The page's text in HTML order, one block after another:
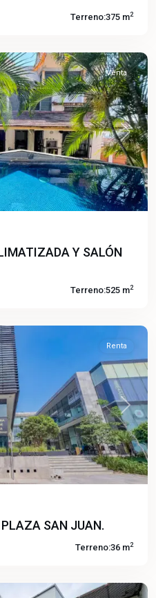
Terreno:375 m2
Next
Venta
Y SALÓN
Terreno:525 m2
Next
Renta
PLAZA SAN JUAN.
Terreno:36 m2